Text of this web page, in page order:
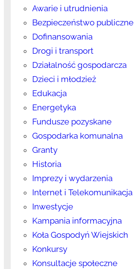
Awarie i utrudnienia
Bezpieczeństwo publiczne
Dofinansowania
Drogi i transport
Działalność gospodarcza
Dzieci i młodzież
Edukacja
Energetyka
Fundusze pozyskane
Gospodarka komunalna
Granty
Historia
Imprezy i wydarzenia
Internet i Telekomunikacja
Inwestycje
Kampania informacyjna
Koła Gospodyń Wiejskich
Konkursy
Konsultacje społeczne